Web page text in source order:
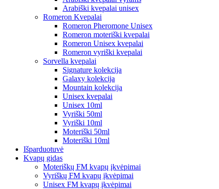
Arabiški kvepalai unisex
Romeron Kvepalai
Romeron Pheromone Unisex
Romeron moteriški kvepalai
Romeron Unisex kvepalai
Romeron vyriški kvepalai
Sorvella kvepalai
Signature kolekcija
Galaxy kolekcija
Mountain kolekcija
Unisex kvepalai
Unisex 10ml
Vyriški 50ml
Vyriški 10ml
Moteriški 50ml
Moteriški 10ml
Išparduotuvė
Kvapų gidas
Moteriškų FM kvapų įkvėpimai
Vyriškų FM kvapų įkvėpimai
Unisex FM kvapų įkvėpimai